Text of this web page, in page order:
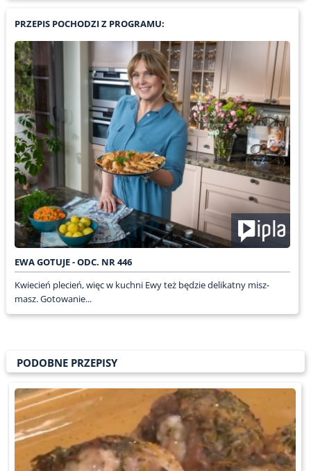
PRZEPIS POCHODZI Z PROGRAMU:
EWA GOTUJE - ODC. NR 446
Kwiecień plecień, więc w kuchni Ewy też będzie delikatny misz-
masz. Gotowanie...
PODOBNE PRZEPISY